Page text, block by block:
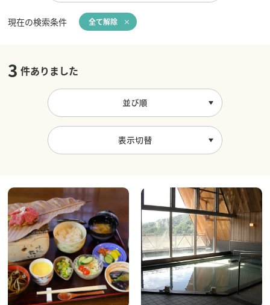
現在の検索条件 全て解除
3 件ありました
並び順
表示切替